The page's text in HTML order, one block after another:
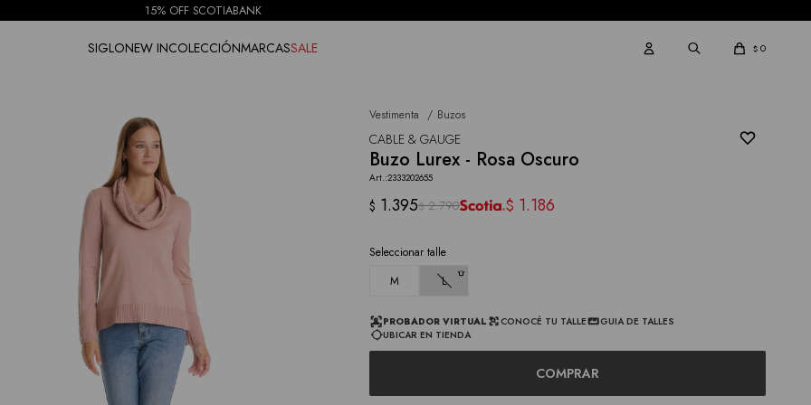
15% OFF SCOTIABANK
SIGLONEW INCOLECCIÓNMARCASSALE $ 0
Vestimenta Buzos
CABLE & GAUGE
Buzo Lurex - Rosa Oscuro
2333202655
$ 1.395$ 2.790 $ 1.186
Seleccionar talle
M
L
PROBADOR VIRTUAL CONOCÉ TU TALLE
GUIA DE TALLES
UBICAR EN TIENDA
COMPRAR
NOTIFICARME